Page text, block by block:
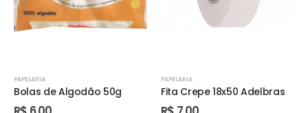
PAPELARIA
Bolas de Algodão 50g
PAPELARIA
Fita Crepe 18x50 Adelbras